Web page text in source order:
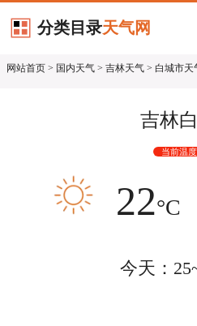
分类目录天气网
网站首页 > 国内天气 > 吉林天气 > 白城市天
吉林
当前温度
22°C
今天：